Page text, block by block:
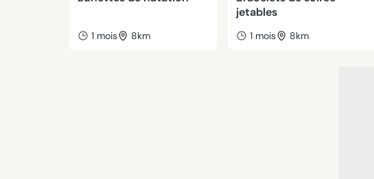
1 mois 8km
jetables
1 mois 8km